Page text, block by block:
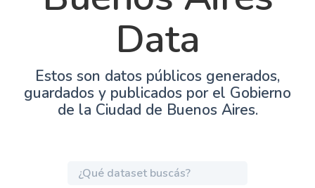
Data
Estos son datos públicos generados,
guardados y publicados por el Gobierno
de la Ciudad de Buenos Aires.